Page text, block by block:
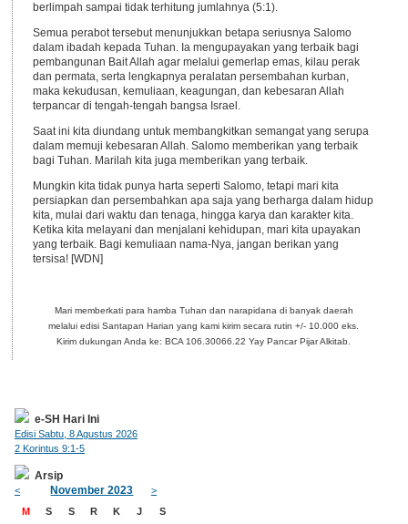
berlimpah sampai tidak terhitung jumlahnya (5:1).
Semua perabot tersebut menunjukkan betapa seriusnya Salomo
dalam ibadah kepada Tuhan. Ia mengupayakan yang terbaik bagi
pembangunan Bait Allah agar melalui gemerlap emas, kilau perak
dan permata, serta lengkapnya peralatan persembahan kurban,
maka kekudusan, kemuliaan, keagungan, dan kebesaran Allah
terpancar di tengah-tengah bangsa Israel.
Saat ini kita diundang untuk membangkitkan semangat yang serupa
dalam memuji kebesaran Allah. Salomo memberikan yang terbaik
bagi Tuhan. Marilah kita juga memberikan yang terbaik.
Mungkin kita tidak punya harta seperti Salomo, tetapi mari kita
persiapkan dan persembahkan apa saja yang berharga dalam hidup
kita, mulai dari waktu dan tenaga, hingga karya dan karakter kita.
Ketika kita melayani dan menjalani kehidupan, mari kita upayakan
yang terbaik. Bagi kemuliaan nama-Nya, jangan berikan yang
tersisa! [WDN]
Mari memberkati para hamba Tuhan dan narapidana di banyak daerah
melalui edisi Santapan Harian yang kami kirim secara rutin +/- 10.000 eks.
Kirim dukungan Anda ke: BCA 106.30066.22 Yay Pancar Pijar Alkitab.
e-SH Hari Ini
Edisi Sabtu, 8 Agustus 2026
2 Korintus 9:1-5
Arsip
< November 2023
>
M
S S R K J S